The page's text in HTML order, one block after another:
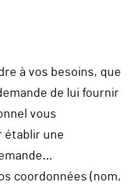
à vos besoins, que
de lui fournir
vous
établir une
coordonnées (nom,